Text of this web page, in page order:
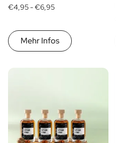
Personalisiertes Verwöhnpaket
Magnum XL Flaschen
Geburtstagsgeschenke
Einweihungsgeschenk
Trauergeschenk
Jubiläumsgeschenk
€4,95 -€6,95
Mehr Infos